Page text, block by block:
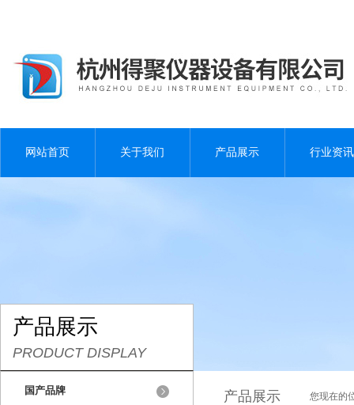
网站首页 关于我们 产品展示 行业资讯
产品展示
PRODUCT DISPLAY
国产品牌 产品展示 您现在的